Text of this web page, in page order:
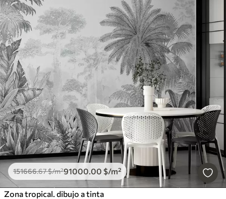
151666.67$/m²91000.00 $/m²
Zona tropical. dibujo a tinta